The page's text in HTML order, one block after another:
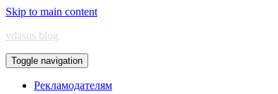
Skip to main content
vdasus blog
Toggle navigation
Рекламодателям